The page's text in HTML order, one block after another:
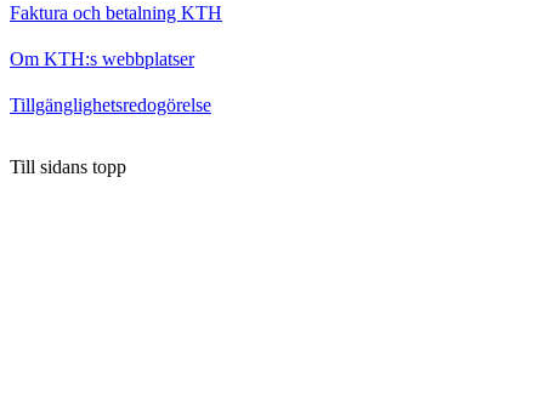
Faktura och betalning KTH
Om KTH:s webbplatser
Tillgänglighetsredogörelse
Till sidans topp